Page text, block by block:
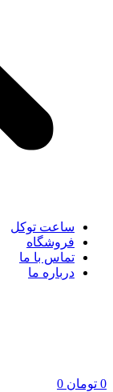
ساعت توکل
فروشگاه
تماس با ما
درباره ما
0 تومان 0